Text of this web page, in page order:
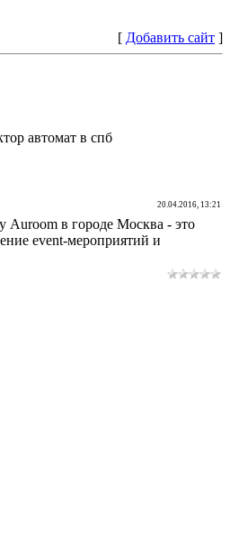
[ Добавить сайт ]
автомат в спб
20.04.2016, 13:21
Auroom в городе Москва - это
event-мероприятий и